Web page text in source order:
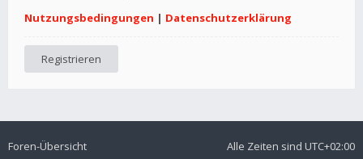
Nutzungsbedingungen | Datenschutzerklärung
Registrieren
Foren-Übersicht Alle Zeiten sind UTC+02:00